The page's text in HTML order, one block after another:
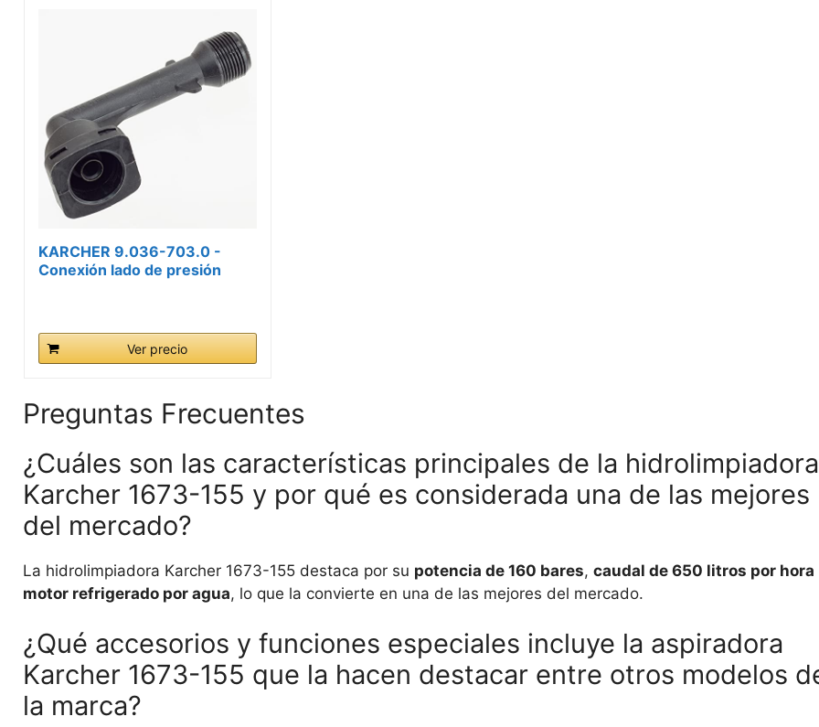
KARCHER 9.036-703.0 -
Conexión lado de presión
Ver precio
Preguntas Frecuentes
¿Cuáles son las características principales de la hidrolimpiadora
Karcher 1673-155 y por qué es considerada una de las mejores
del mercado?
La hidrolimpiadora Karcher 1673-155 destaca por su potencia de 160 bares, caudal de 650 litros por hora
motor refrigerado por agua, lo que la convierte en una de las mejores del mercado.
¿Qué accesorios y funciones especiales incluye la aspiradora
Karcher 1673-155 que la hacen destacar entre otros modelos
la marca?